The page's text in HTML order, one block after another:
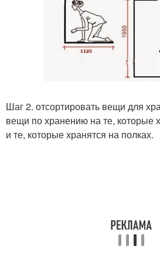
Шаг 2. отсортировать вещи для
вещи по хранению на те, которые
и те, которые хранятся на полках.